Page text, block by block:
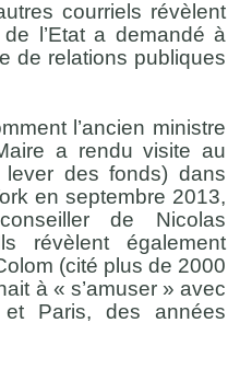
courriels révèlent
l’Etat a demandé à
de relations publiques
l’ancien ministre
a rendu visite au
lever des fonds) dans
en septembre 2013,
de Nicolas
révèlent également
(cité plus de 2000
à « s’amuser » avec
Paris, des années